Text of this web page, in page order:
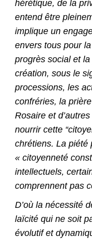
hérétique, de la
entend être
implique un
envers tous pour
progrès social et
création, sous le
processions, les
confréries, la
Rosaire et
nourrir cette
chrétiens. La piété
« citoyenneté
intellectuels,
comprennent pas
D’où la nécessité
laïcité qui ne soit
évolutif et